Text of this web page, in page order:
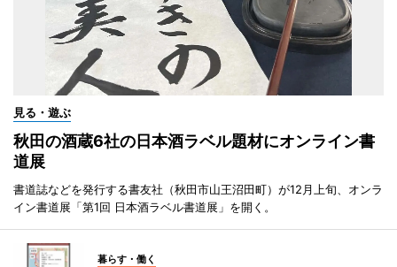
見る・遊ぶ
秋田の酒蔵6社の日本酒ラベル題材にオンライン書
道展
書道誌などを発行する書友社（秋田市山王沼田町）が12月上旬、オンラ
イン書道展「第1回 日本酒ラベル書道展」を開く。
暮らす・働く